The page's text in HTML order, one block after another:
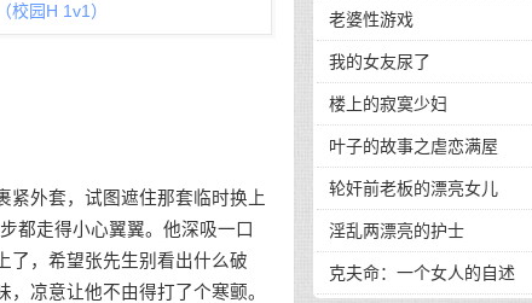
校园H 1v1）
紧外套，试图遮住那套临时换上
都走得小心翼翼。他深吸一口
了，希望张先生别看出什么破
凉意让他不由得打了个寒颤。
老婆性游戏
我的女友尿了
楼上的寂寞少妇
叶子的故事之虐恋满屋
轮奸前老板的漂亮女儿
淫乱两漂亮的护士
克夫命：一个女人的自述